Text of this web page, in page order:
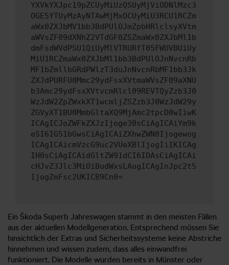
YXVkYXJpc19pZCUyMiUzQSUyMjViODNlMzc3
OGE5YTUyMzAyNTAwMjMxOCUyMiU3RCU1RCZm
aWx0ZXJbMV1bb3BdPUlOJmZpbHRlclsyXVtm
aWVsZF09dXNhZ2VTdGF0ZSZmaWx0ZXJbMl1b
dmFsdWVdPSU1QiUyMlVTRURfT05FWUVBUiUy
MiU1RCZmaWx0ZXJbMl1bb3BdPUlOJnNvcnRb
MF1bZmllbGRdPWlzT3duJnNvcnRbMF1bb3Jk
ZXJdPURFU0Mmc29ydFsxXVtmaWVsZF09aXNU
b3Amc29ydFsxXVtvcmRlcl09REVTQyZzb3J0
WzJdW2ZpZWxkXT1wcmljZSZzb3J0WzJdW29y
ZGVyXT1BU0MmbGltaXQ9MjAmc2tpcD0wIiwK
ICAgICJoZWFkZXJzIjoge30sCiAgICAiYm9k
eSI6IG51bGwsCiAgICAiZXhwZWN0Ijogewog
ICAgICAicmVzcG9uc2VUeXBlIjogIiIKICAg
IH0sCiAgICAidGltZW91dCI6IDAsCiAgICAi
cHJvZ3Jlc3MiOiBudWxsLAogICAgInJpc2t5
IjogZmFsc2UKICB9Cn0=
Ein Škoda Superb Jahreswagen stammt in den meisten Fällen
aus der aktuellen Modellgeneration. Entsprechend müssen Sie
hinsichtlich der Extras und Sicherheitssysteme keine Abstriche
hinnehmen und wissen zudem, dass alles einwandfrei
funktioniert. Die Modelle wurden bereits in Münster oder